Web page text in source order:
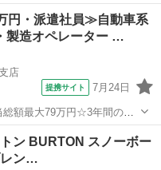
円・派遣社員≫自動車系
製造オペレーター …
店
提携サイト 7月24日
額最大79万円☆3年間の手
☆大手トラックメーカーで
極採用中！！【20代でも年
ン BURTON スノーボー
レン…